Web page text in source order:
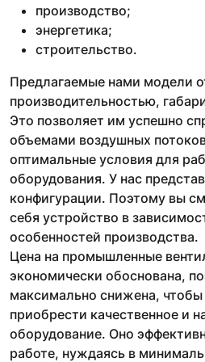
производство;
энергетика;
строительство.
Предлагаемые нами модели
производительностью,
Это позволяет им успешно
объемами воздушных
оптимальные условия для
оборудования. У нас
конфигурации. Поэтому вы
себя устройство в
особенностей производства.
Цена на промышленные
экономически обоснована,
максимально снижена,
приобрести качественное и
оборудование. Оно
работе, нуждаясь в